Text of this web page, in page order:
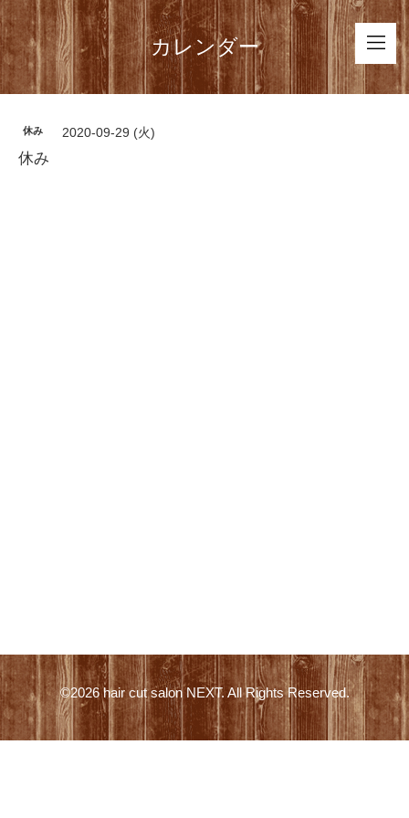
カレンダー
休み 2020-09-29 (火)
休み
©2026hair cut salon NEXT. All Rights Reserved.